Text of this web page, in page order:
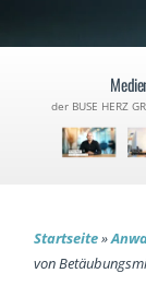
der BUSE HERZ
Startseite»
von